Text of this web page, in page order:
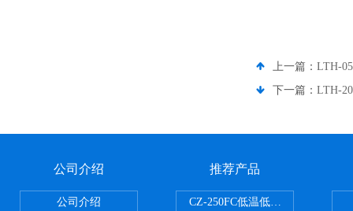
上一篇： LTH-
下一篇： LTH-
公司介绍
公司介绍
推荐产品
CZ-250FC低温低湿种子储藏柜